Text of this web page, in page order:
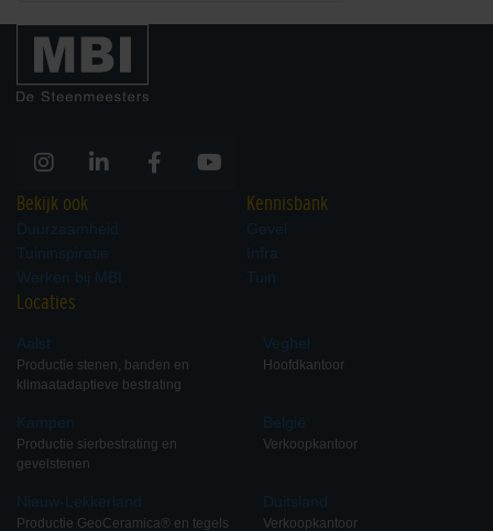
Bekijk ook
Duurzaamheid
Tuininspiratie
Werken bij MBI
Kennisbank
Gevel
Infra
Tuin
Locaties
Aalst
Productie stenen, banden en
klimaatadaptieve bestrating
Kampen
Productie sierbestrating en
gevelstenen
Nieuw-Lekkerland
Productie GeoCeramica® en tegels
Veghel
Hoofdkantoor
België
Verkoopkantoor
Duitsland
Verkoopkantoor